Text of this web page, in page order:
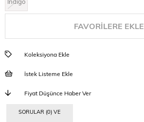
FAVORILERE EKLE
Koleksiyona Ekle
İstek Listeme Ekle
Fiyat Düşünce Haber Ver
SORULAR (0) VE